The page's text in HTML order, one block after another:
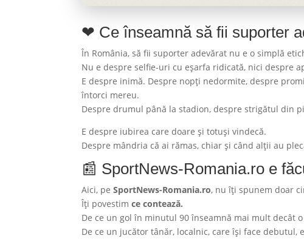
❤ Ce înseamnă să fii suporter
În România, să fii suporter adevărat nu e o simplă
Nu e despre selfie-uri cu eșarfa ridicată, nici despre
E despre inimă. Despre nopți nedormite, despre
întorci mereu.
Despre drumul până la stadion, despre strigătul din
E despre iubirea care doare și totuși vindecă.
Despre mândria că ai rămas, chiar și când alții au
📰 SportNews-Romania.ro e
Aici, peSportNews-Romania.ro, nu îți spunem doar
Îți povestimce contează.
De ce un gol în minutul 90 înseamnă mai mult decât
De ce un jucător tânăr, localnic, care își face